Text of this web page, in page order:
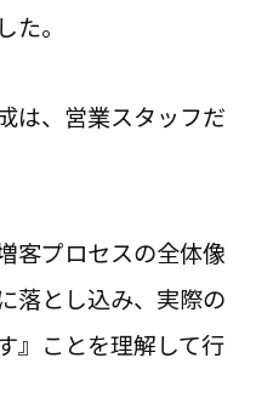
。
は、営業スタッフだ
客プロセスの全体像
落とし込み、実際の
』ことを理解して行